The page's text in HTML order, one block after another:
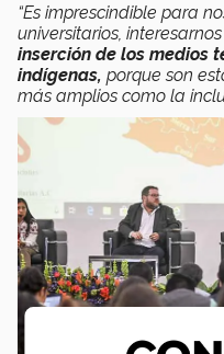
“Es imprescindible para
universitarios,
inserción de los medios
indígenas, porque son
más amplios como la